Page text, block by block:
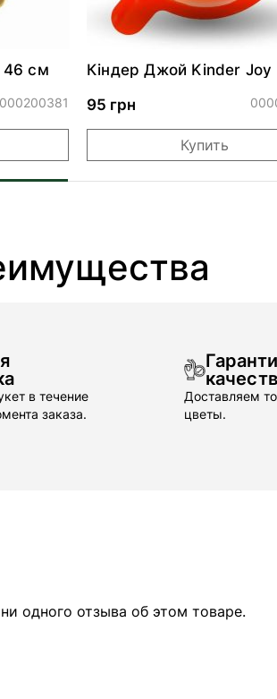
46 см
000200381
Кіндер Джой Kinder Joy
95 грн
Купить
в течение
заказа.
Доставляем
цветы.
одного отзыва об этом товаре.